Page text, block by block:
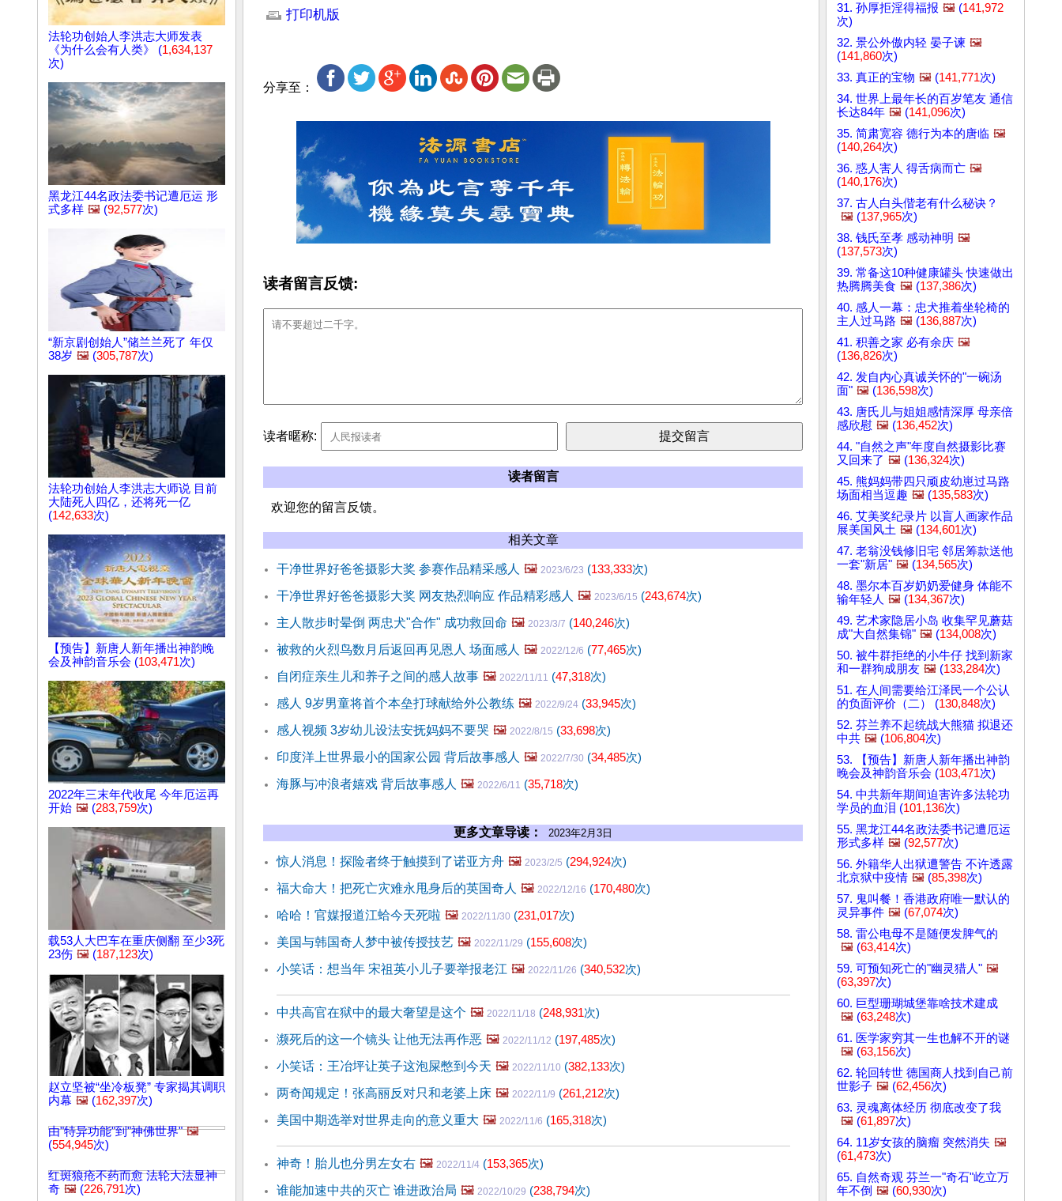
法轮功创始人李洪志大师发表
《为什么会有人类》 (1,634,137
次)
黑龙江44名政法委书记遭厄运 形
式多样 🖼️ (92,577次)
“新京剧创始人”储兰兰死了 年仅
38岁 🖼️ (305,787次)
法轮功创始人李洪志大师说 目前
大陆死人四亿，还将死一亿
(142,633次)
【预告】新唐人新年播出神韵晚
会及神韵音乐会 (103,471次)
2022年三末年代收尾 今年厄运再
开始 🖼️ (283,759次)
载53人大巴车在重庆侧翻 至少3死
23伤 🖼️ (187,123次)
赵立坚被“坐冷板凳” 专家揭其调职
内幕 🖼️ (162,397次)
由"特异功能"到"神佛世界" 🖼️
(554,945次)
红斑狼疮不药而愈 法轮大法显神
奇 🖼️ (226,791次)
打印机版
分享至：
读者留言反馈:
读者暱称:
读者留言
欢迎您的留言反馈。
相关文章
干净世界好爸爸摄影大奖 参赛作品精采感人 🖼️ 2023/6/23 (133,333次)
干净世界好爸爸摄影大奖 网友热烈响应 作品精彩感人 🖼️ 2023/6/15 (243,674次)
主人散步时晕倒 两忠犬"合作" 成功救回命 🖼️ 2023/3/7 (140,246次)
被救的火烈鸟数月后返回再见恩人 场面感人 🖼️ 2022/12/6 (77,465次)
自闭症亲生儿和养子之间的感人故事 🖼️ 2022/11/11 (47,318次)
感人 9岁男童将首个本垒打球献给外公教练 🖼️ 2022/9/24 (33,945次)
感人视频 3岁幼儿设法安抚妈妈不要哭 🖼️ 2022/8/15 (33,698次)
印度洋上世界最小的国家公园 背后故事感人 🖼️ 2022/7/30 (34,485次)
海豚与冲浪者嬉戏 背后故事感人 🖼️ 2022/6/11 (35,718次)
更多文章导读： 2023年2月3日
惊人消息！探险者终于触摸到了诺亚方舟 🖼️ 2023/2/5 (294,924次)
福大命大！把死亡灾难永甩身后的英国奇人 🖼️ 2022/12/16 (170,480次)
哈哈！官媒报道江蛤今天死啦 🖼️ 2022/11/30 (231,017次)
美国与韩国奇人梦中被传授技艺 🖼️ 2022/11/29 (155,608次)
小笑话：想当年 宋祖英小儿子要举报老江 🖼️ 2022/11/26 (340,532次)
中共高官在狱中的最大奢望是这个 🖼️ 2022/11/18 (248,931次)
濒死后的这一个镜头 让他无法再作恶 🖼️ 2022/11/12 (197,485次)
小笑话：王冶坪让英子这泡屎憋到今天 🖼️ 2022/11/10 (382,133次)
两奇闻规定！张高丽反对只和老婆上床 🖼️ 2022/11/9 (261,212次)
美国中期选举对世界走向的意义重大 🖼️ 2022/11/6 (165,318次)
神奇！胎儿也分男左女右 🖼️ 2022/11/4 (153,365次)
谁能加速中共的灭亡 谁进政治局 🖼️ 2022/10/29 (238,794次)
31. 孙厚拒淫得福报 🖼️ (141,972
次)
32. 景公外傲内轻 晏子谏 🖼️
(141,860次)
33. 真正的宝物 🖼️ (141,771次)
34. 世界上最年长的百岁笔友 通信
长达84年 🖼️ (141,096次)
35. 简肃宽容 德行为本的唐临 🖼️
(140,264次)
36. 惑人害人 得舌病而亡 🖼️
(140,176次)
37. 古人白头偕老有什么秘诀？
🖼️ (137,965次)
38. 钱氏至孝 感动神明 🖼️
(137,573次)
39. 常备这10种健康罐头 快速做出
热腾腾美食 🖼️ (137,386次)
40. 感人一幕：忠犬推着坐轮椅的
主人过马路 🖼️ (136,887次)
41. 积善之家 必有余庆 🖼️
(136,826次)
42. 发自内心真诚关怀的"一碗汤
面" 🖼️ (136,598次)
43. 唐氏儿与姐姐感情深厚 母亲倍
感欣慰 🖼️ (136,452次)
44. "自然之声"年度自然摄影比赛
又回来了 🖼️ (136,324次)
45. 熊妈妈带四只顽皮幼崽过马路
场面相当逗趣 🖼️ (135,583次)
46. 艾美奖纪录片 以盲人画家作品
展美国风土 🖼️ (134,601次)
47. 老翁没钱修旧宅 邻居筹款送他
一套"新居" 🖼️ (134,565次)
48. 墨尔本百岁奶奶爱健身 体能不
输年轻人 🖼️ (134,367次)
49. 艺术家隐居小岛 收集罕见蘑菇
成"大自然集锦" 🖼️ (134,008次)
50. 被牛群拒绝的小牛仔 找到新家
和一群狗成朋友 🖼️ (133,284次)
51. 在人间需要给江泽民一个公认
的负面评价（二） (130,848次)
52. 芬兰养不起统战大熊猫 拟退还
中共 🖼️ (106,804次)
53. 【预告】新唐人新年播出神韵
晚会及神韵音乐会 (103,471次)
54. 中共新年期间迫害许多法轮功
学员的血泪 (101,136次)
55. 黑龙江44名政法委书记遭厄运
形式多样 🖼️ (92,577次)
56. 外籍华人出狱遭警告 不许透露
北京狱中疫情 🖼️ (85,398次)
57. 鬼叫餐！香港政府唯一默认的
灵异事件 🖼️ (67,074次)
58. 雷公电母不是随便发脾气的
🖼️ (63,414次)
59. 可预知死亡的"幽灵猎人" 🖼️
(63,397次)
60. 巨型珊瑚城堡靠啥技术建成
🖼️ (63,248次)
61. 医学家穷其一生也解不开的谜
🖼️ (63,156次)
62. 轮回转世 德国商人找到自己前
世影子 🖼️ (62,456次)
63. 灵魂离体经历 彻底改变了我
🖼️ (61,897次)
64. 11岁女孩的脑瘤 突然消失 🖼️
(61,473次)
65. 自然奇观 芬兰一"奇石"屹立万
年不倒 🖼️ (60,930次)